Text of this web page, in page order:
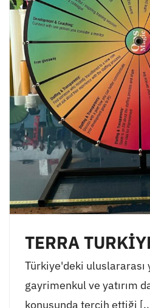
TERRA
Türkiye'deki uluslararası
gayrimenkul ve yatırım
konusunda tercih ettiği